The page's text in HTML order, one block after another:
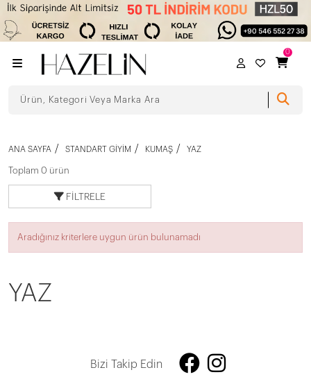
0
ANA SAYFA STANDART GIYIM KUMAŞ YAZ
Toplam 0 ürün
FILTRELE
Aradığınız kriterlere uygun ürün bulunamadı
YAZ
Bizi Takip Edin